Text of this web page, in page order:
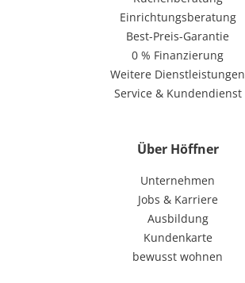
Einrichtungsberatung
Best-Preis-Garantie
0 % Finanzierung
Weitere Dienstleistungen
Service & Kundendienst
Über Höffner
Unternehmen
Jobs & Karriere
Ausbildung
Kundenkarte
bewusst wohnen